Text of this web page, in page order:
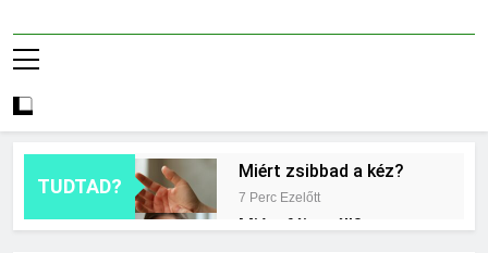
TUDTAD?
Miért zsibbad a kéz?
7 Perc Ezelőtt
Miért fáj a váll?